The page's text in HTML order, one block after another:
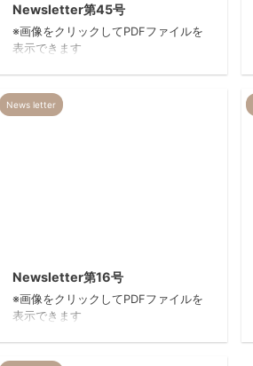
Newsletter第45号
※画像をクリックしてPDFファイルを
表示できます
News letter
Newsletter第16号
※画像をクリックしてPDFファイルを
表示できます